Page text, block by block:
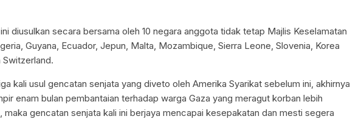
diusulkan secara bersama oleh 10 negara anggota tidak tetap Majlis Keselamatan
Guyana, Ecuador, Jepun, Malta, Mozambique, Sierra Leone, Slovenia, Korea
Switzerland.
kali usul gencatan senjata yang diveto oleh Amerika Syarikat sebelum ini, akhirnya
enam bulan pembantaian terhadap warga Gaza yang meragut korban lebih
maka gencatan senjata kali ini berjaya mencapai kesepakatan dan mesti segera